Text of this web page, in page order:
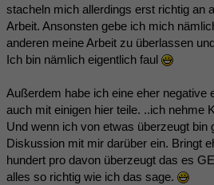
stacheln mich allerdings erst richtig an
Arbeit. Ansonsten gebe ich mich
anderen meine Arbeit zu überlassen
Ich bin nämlich eigentlich faul
Außerdem habe ich eine eher negative
auch mit einigen hier teile. ..ich nehme
Und wenn ich von etwas überzeugt bin
Diskussion mit mir darüber ein. Bringt
hundert pro davon überzeugt das es
alles so richtig wie ich das sage.